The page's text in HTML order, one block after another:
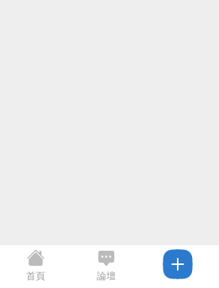
首頁 論壇